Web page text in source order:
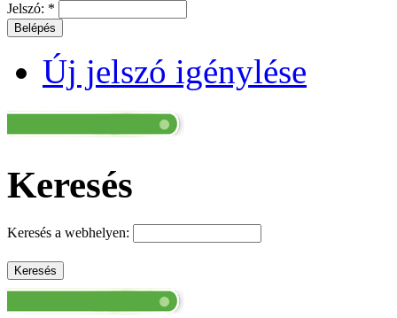
Jelszó: *
Új jelszó igénylése
Keresés
Keresés a webhelyen: